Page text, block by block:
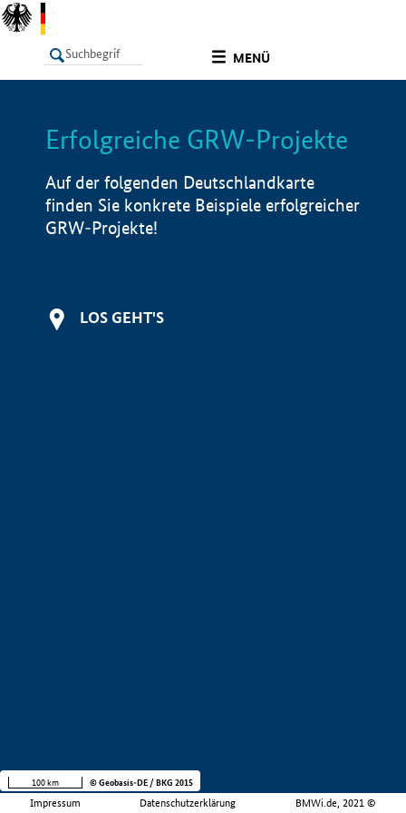
MENÜ
LISTE Info
Erfolgreiche GRW-Projekte
Auf der folgenden Deutschlandkarte
finden Sie konkrete Beispiele erfolgreicher
GRW-Projekte!
LOS GEHT'S
Impressum Datenschutzerklärung BMWi.de, 2021 ©
100 km © Geobasis-DE / BKG 2015